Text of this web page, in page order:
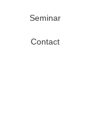
Seminar
Contact